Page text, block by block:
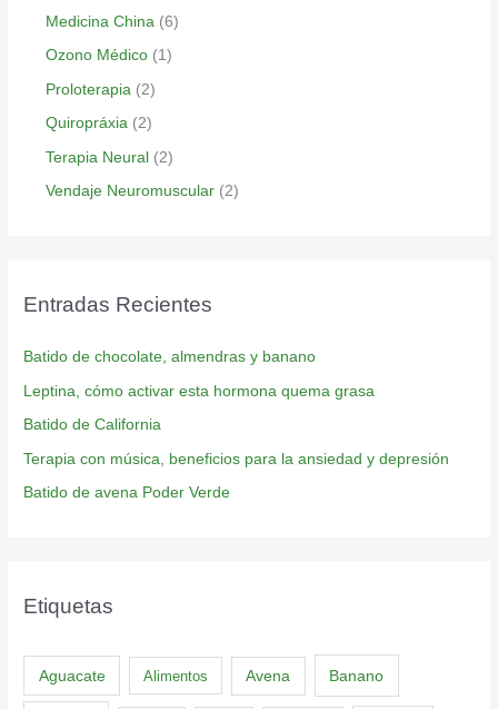
Medicina China (6)
Ozono Médico (1)
Proloterapia (2)
Quiropráxia (2)
Terapia Neural (2)
Vendaje Neuromuscular (2)
Entradas Recientes
Batido de chocolate, almendras y banano
Leptina, cómo activar esta hormona quema grasa
Batido de California
Terapia con música, beneficios para la ansiedad y depresión
Batido de avena Poder Verde
Etiquetas
Aguacate Alimentos Avena Banano